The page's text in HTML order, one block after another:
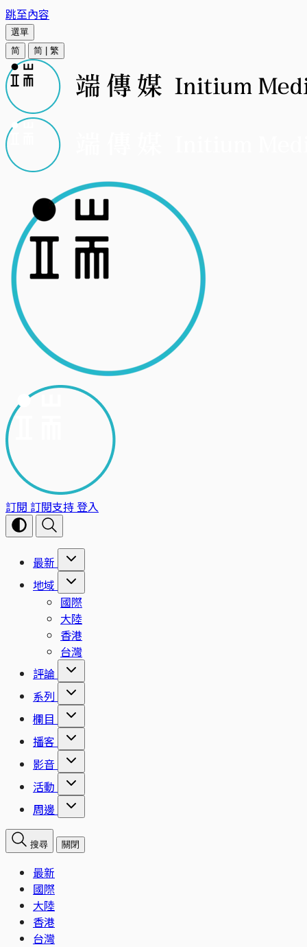
跳至內容
選單
简
简 繁
訂閱 訂閱支持登入
最新
地域
國際
大陸
香港
台灣
評論
系列
欄目
播客
影音
活動
周邊
搜尋 關閉
最新
國際
大陸
香港
台灣